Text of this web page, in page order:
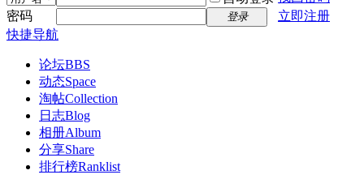
密码
登录
立即注册
快捷导航
论坛BBS
动态Space
淘帖Collection
日志Blog
相册Album
分享Share
排行榜Ranklist